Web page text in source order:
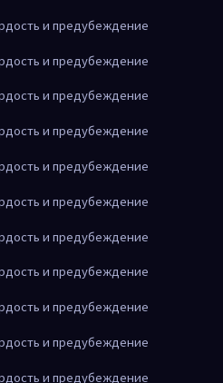
и предубеждение
и предубеждение
и предубеждение
и предубеждение
и предубеждение
и предубеждение
и предубеждение
и предубеждение
и предубеждение
и предубеждение
и предубеждение